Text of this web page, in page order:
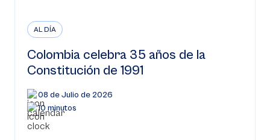
AL DÍA
Colombia celebra 35 años de la
Constitución de 1991
08 de Julio de 2026
10 minutos